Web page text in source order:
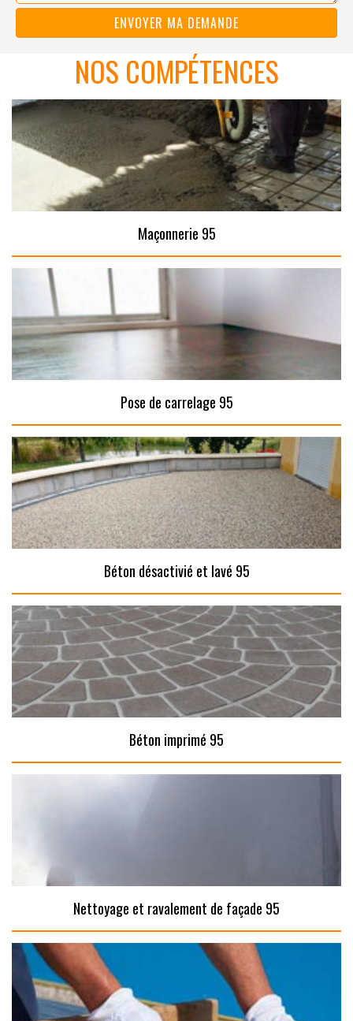
NOS COMPÉTENCES
Maçonnerie 95
Pose de carrelage 95
Béton désactivié et lavé 95
Béton imprimé 95
Nettoyage et ravalement de façade 95